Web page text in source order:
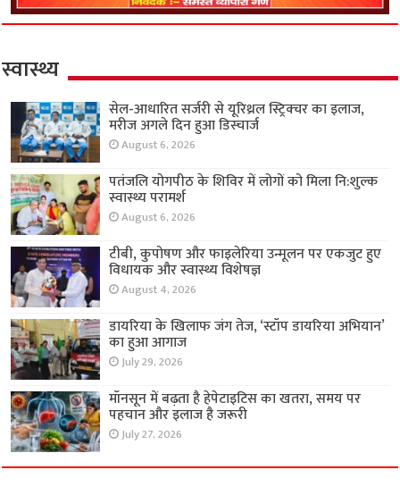
स्वास्थ्य
सेल-आधारित सर्जरी से यूरिथ्रल स्ट्रिक्चर का इलाज,
मरीज अगले दिन हुआ डिस्चार्ज
August 6, 2026
पतंजलि योगपीठ के शिविर में लोगों को मिला नि:शुल्क
स्वास्थ्य परामर्श
August 6, 2026
टीबी, कुपोषण और फाइलेरिया उन्मूलन पर एकजुट हुए
विधायक और स्वास्थ्य विशेषज्ञ
August 4, 2026
डायरिया के खिलाफ जंग तेज, ‘स्टॉप डायरिया अभियान’
का हुआ आगाज
July 29, 2026
मॉनसून में बढ़ता है हेपेटाइटिस का खतरा, समय पर
पहचान और इलाज है जरूरी
July 27, 2026